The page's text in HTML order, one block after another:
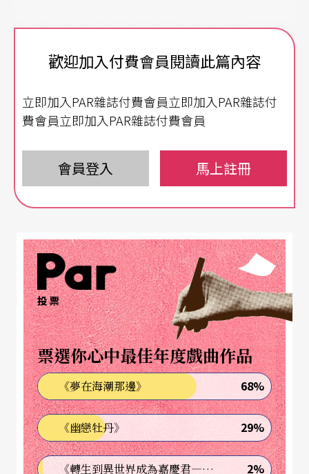
一逕背著我們跳舞，是一種自己選擇的孤獨。以自
身僅有的肉軀在表演，她所面對的只有自己，或說
背向觀衆的期待、關注、疑慮、或敵意，似乎決心
不要讓自己被這些所左右。
然而她又是確確實實在表演，確確實實以她自己看
不見的背影──亦即，她最無可防備的一面──獻
徵：看不出年齡也辨不淸容貌，沒有開始也沒有結
束，以自我的追求作爲獻祭和犠牲，爲我們同時也
只爲她自己而舞，毫不保留地交付、同時也決不妥
協地角力。
從來沒有看過一個藝術家的形象是如此簡單淸晰地
表明自己的立場、態度，全不迴避或誇炫。我覺得
受到挹注了誠實地生活的勇氣。
假如劇場像書店
歡迎加入付費會員閱讀此篇內容
立即加入PAR雜誌付費會員立即加入PAR雜誌付
費會員立即加入PAR雜誌付費會員
會員登入 馬上註冊
投票
票選你心中最佳年度戲曲作品
《夢在海潮那邊》 68%
《幽戀牡丹》 29%
《轉生到異世界成為嘉慶君—發現我的祖先是詐騙集團!?》 2%